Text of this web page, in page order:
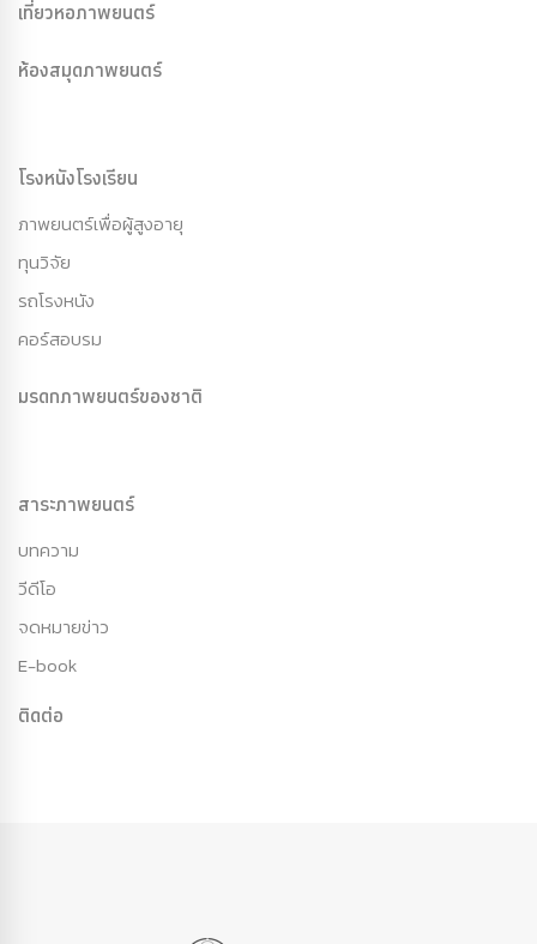
เที่ยวหอภาพยนตร์
ห้องสมุดภาพยนตร์
โรงหนังโรงเรียน
ภาพยนตร์เพื่อผู้สูงอายุ
ทุนวิจัย
รถโรงหนัง
คอร์สอบรม
มรดกภาพยนตร์ของชาติ
สาระภาพยนตร์
บทความ
วีดีโอ
จดหมายข่าว
E-book
ติดต่อ